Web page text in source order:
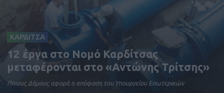
ΚΑΡΔΙΤΣΑ
12 έργα στο Νομό Καρδίτσας
μεταφέρονται στο «Αντώνης Τρίτσης»
Ποιους Δήμους αφορά η απόφαση του Υπουργείου Εσωτερικών